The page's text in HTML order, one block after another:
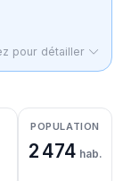
pour détailler
POPULATION
2 474 hab.